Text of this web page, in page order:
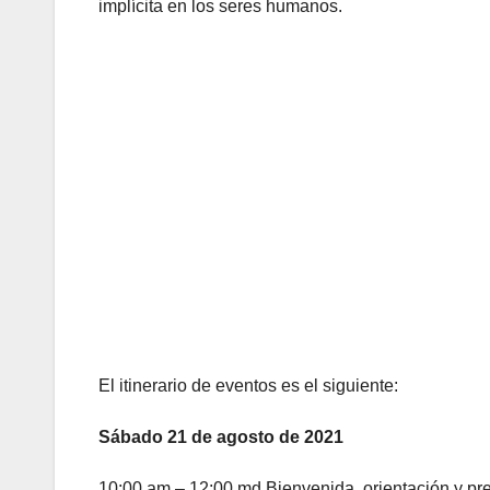
implícita en los seres humanos.
El itinerario de eventos es el siguiente:
Sábado 21 de agosto de 2021